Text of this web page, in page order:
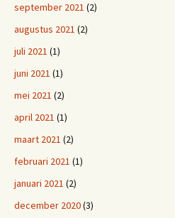
september 2021 (2)
augustus 2021 (2)
juli 2021 (1)
juni 2021 (1)
mei 2021 (2)
april 2021 (1)
maart 2021 (2)
februari 2021 (1)
januari 2021 (2)
december 2020(3)